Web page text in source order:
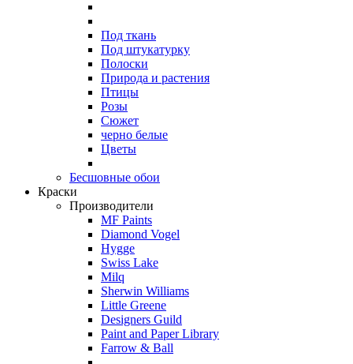
Под ткань
Под штукатурку
Полоски
Природа и растения
Птицы
Розы
Сюжет
черно белые
Цветы
Бесшовные обои
Краски
Производители
MF Paints
Diamond Vogel
Hygge
Swiss Lake
Milq
Sherwin Williams
Little Greene
Designers Guild
Paint and Paper Library
Farrow & Ball